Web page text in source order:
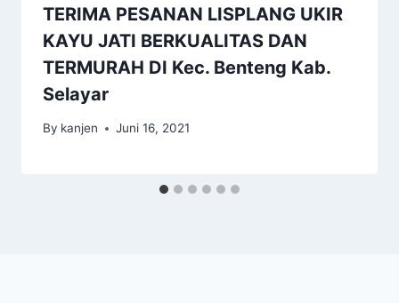
TERIMA PESANAN LISPLANG UKIR
KAYU JATI BERKUALITAS DAN
TERMURAH DI Kec. Benteng Kab.
Selayar
By kanjen Juni 16, 2021